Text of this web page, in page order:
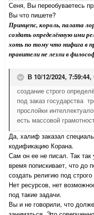
Сеня, Вы переобуваетесь
Вы что пишете?
Принцепс, король, палата
создать определённую ими
хоть по тому что нифига в
правители не лезли в
В 10/12/2024, 7:59:44,
создание строго
под заказ государства
прослойки
есть массовой
Да, халиф заказал
кодификацию Корана.
Сам он ее не писал. Так
время попискивает, что до
создать религию под
Нет ресурсов, нет
под такие задачи.
Вы и не говорили, что